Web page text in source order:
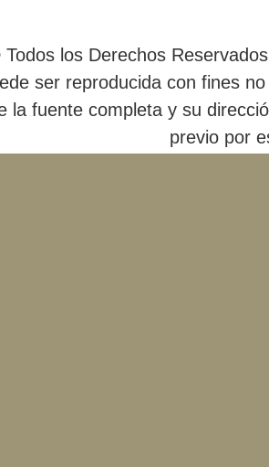
los Derechos
ser reproducida con fines
la fuente completa y su
previo por